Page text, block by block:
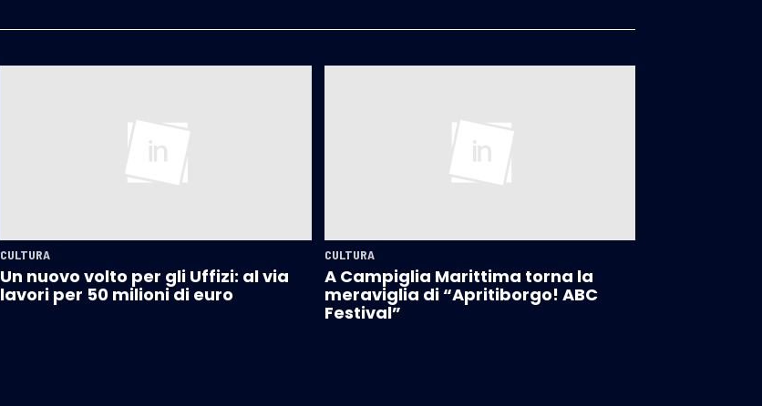
CULTURA
Un nuovo volto per gli Uffizi: al via
lavori per 50 milioni di euro
CULTURA
A Campiglia Marittima torna la
meraviglia di “Apritiborgo! ABC
Festival”